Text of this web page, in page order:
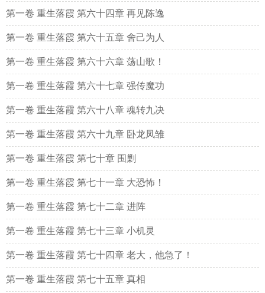
第一卷 重生落霞 第六十四章 再见陈逸
第一卷 重生落霞 第六十五章 舍己为人
第一卷 重生落霞 第六十六章 荡山歌！
第一卷 重生落霞 第六十七章 强传魔功
第一卷 重生落霞 第六十八章 魂转九决
第一卷 重生落霞 第六十九章 卧龙凤雏
第一卷 重生落霞 第七十章 围剿
第一卷 重生落霞 第七十一章 大恐怖！
第一卷 重生落霞 第七十二章 进阵
第一卷 重生落霞 第七十三章 小机灵
第一卷 重生落霞 第七十四章 老大，他急了！
第一卷 重生落霞 第七十五章 真相